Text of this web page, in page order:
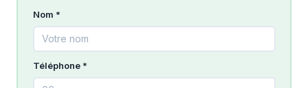
Nom *
Téléphone *